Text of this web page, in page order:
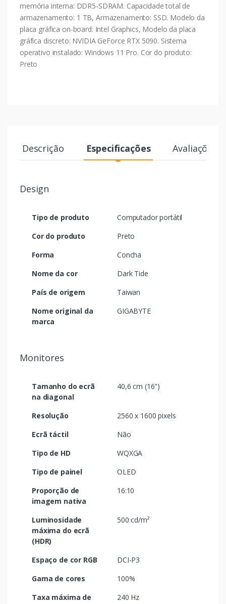
memória interna: DDR5-SDRAM. Capacidade total de
armazenamento: 1 TB, Armazenamento: SSD. Modelo da
placa gráfica on-board: Intel Graphics, Modelo da placa
gráfica discreto: NVIDIA GeForce RTX 5090. Sistema
operativo instalado: Windows 11 Pro. Cor do produto:
Preto
Descrição Especificações Avaliações
Design
Tipo de produto
Computador portátil
Cor do produto
Preto
Forma
Concha
Nome da cor
Dark Tide
País de origem
Taiwan
Nome original da
marca
GIGABYTE
Monitores
Tamanho do ecrã
na diagonal
40,6 cm (16")
Resolução
2560 x 1600 pixels
Ecrã táctil
Não
Tipo de HD
WQXGA
Tipo de painel
OLED
Proporção de
imagem nativa
16:10
Luminosidade
máxima do ecrã
(HDR)
500 cd/m²
Espaço de cor RGB
DCI-P3
Gama de cores
100%
Taxa máxima de
240 Hz